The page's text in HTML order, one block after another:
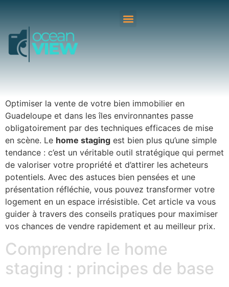
Optimiser la vente de votre bien immobilier en
Guadeloupe et dans les îles environnantes passe
obligatoirement par des techniques efficaces de mise
en scène. Le home staging est bien plus qu’une simple
tendance : c’est un véritable outil stratégique qui permet
de valoriser votre propriété et d’attirer les acheteurs
potentiels. Avec des astuces bien pensées et une
présentation réfléchie, vous pouvez transformer votre
logement en un espace irrésistible. Cet article va vous
guider à travers des conseils pratiques pour maximiser
vos chances de vendre rapidement et au meilleur prix.
Comprendre le home
staging : principes de base